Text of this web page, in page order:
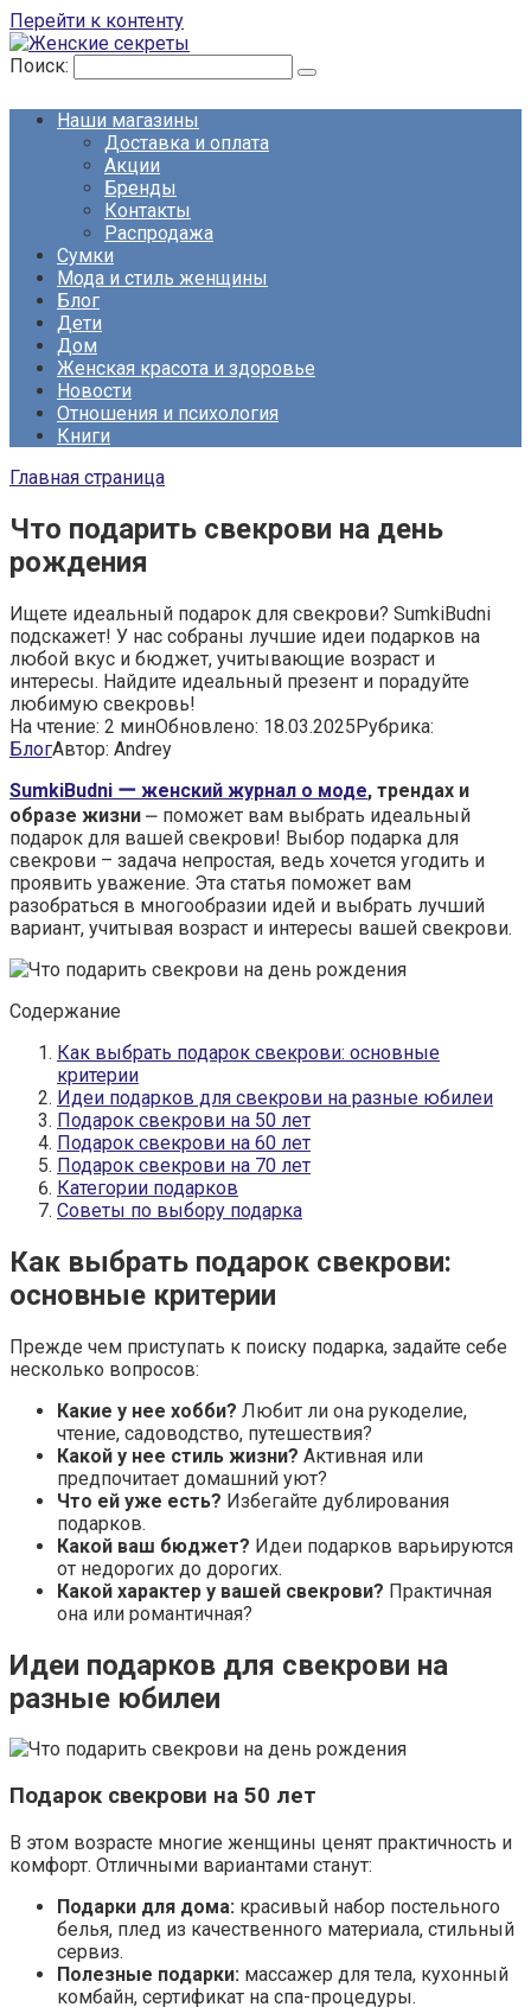
Перейти к контенту
Поиск:
Наши магазины
Доставка и оплата
Акции
Бренды
Контакты
Распродажа
Сумки
Мода и стиль женщины
Блог
Дети
Дом
Женская красота и здоровье
Новости
Отношения и психология
Книги
Главная страница
Что подарить свекрови на день
рождения
Ищете идеальный подарок для свекрови? SumkiBudni
подскажет! У нас собраны лучшие идеи подарков на
любой вкус и бюджет, учитывающие возраст и
интересы. Найдите идеальный презент и порадуйте
любимую свекровь!
На чтение: 2 минОбновлено: 18.03.2025Рубрика:
БлогАвтор: Andrey
SumkiBudni ー женский журнал о моде, трендах и
образе жизни ⎼ поможет вам выбрать идеальный
подарок для вашей свекрови! Выбор подарка для
свекрови – задача непростая, ведь хочется угодить и
проявить уважение. Эта статья поможет вам
разобраться в многообразии идей и выбрать лучший
вариант, учитывая возраст и интересы вашей свекрови.
Содержание
Как выбрать подарок свекрови: основные
критерии
Идеи подарков для свекрови на разные юбилеи
Подарок свекрови на 50 лет
Подарок свекрови на 60 лет
Подарок свекрови на 70 лет
Категории подарков
Советы по выбору подарка
Как выбрать подарок свекрови:
основные критерии
Прежде чем приступать к поиску подарка, задайте себе
несколько вопросов:
Какие у нее хобби? Любит ли она рукоделие,
чтение, садоводство, путешествия?
Какой у нее стиль жизни? Активная или
предпочитает домашний уют?
Что ей уже есть? Избегайте дублирования
подарков.
Какой ваш бюджет? Идеи подарков варьируются
от недорогих до дорогих.
Какой характер у вашей свекрови? Практичная
она или романтичная?
Идеи подарков для свекрови на
разные юбилеи
Подарок свекрови на 50 лет
В этом возрасте многие женщины ценят практичность и
комфорт. Отличными вариантами станут:
Подарки для дома: красивый набор постельного
белья, плед из качественного материала, стильный
сервиз.
Полезные подарки: массажер для тела, кухонный
комбайн, сертификат на спа-процедуры.